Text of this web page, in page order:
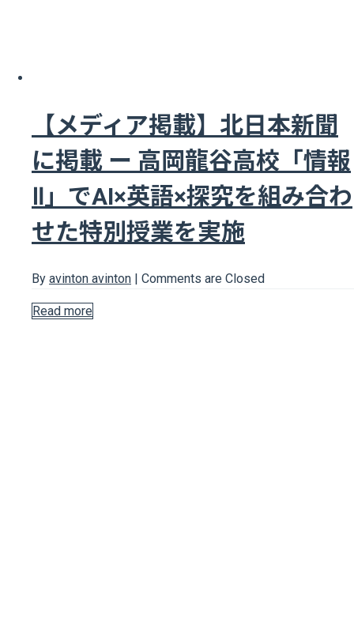
【メディア掲載】北日本新聞
に掲載 ー 高岡龍谷高校「情報
Ⅱ」でAI×英語×探究を組み合わ
せた特別授業を実施
By avinton avinton | Comments are Closed
Read more